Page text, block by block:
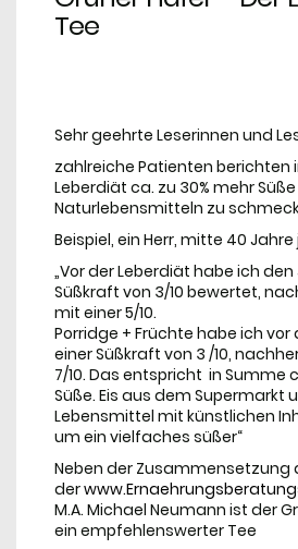
Tee
Sehr geehrte Leserinnen und
zahlreiche Patienten berichten
Leberdiät ca. zu 30% mehr
Naturlebensmitteln zu
Beispiel, ein Herr, mitte 40 Jahre
„Vor der Leberdiät habe ich
Süßkraft von 3/10 bewertet,
mit einer 5/10.
Porridge + Früchte habe ich
einer Süßkraft von 3 /10,
7/10. Das entspricht in Summe
Süße. Eis aus dem Supermarkt
Lebensmittel mit künstlichen
um ein vielfaches süßer“
Neben der Zusammensetzung
der
M.A. Michael Neumann ist der
ein empfehlenswerter Tee